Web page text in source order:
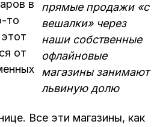
прямые продажи «с
вешалки» через
наши собственные
офлайновые
магазины занимают
львиную долю
в
то
от
Все эти магазины, как